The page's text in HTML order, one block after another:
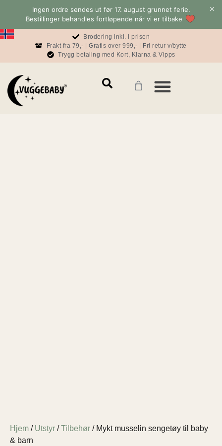
Ingen ordre sendes ut før 17. august grunnet ferie.
Bestillinger behandles fortløpende når vi er tilbake
Brodering inkl. i prisen
Frakt fra 79,- | Gratis over 999,- | Fri retur v/bytte
Trygg betaling med Kort, Klarna & Vipps
Hjem / Utstyr / Tilbehør / Mykt musselin sengetøy til baby
& barn